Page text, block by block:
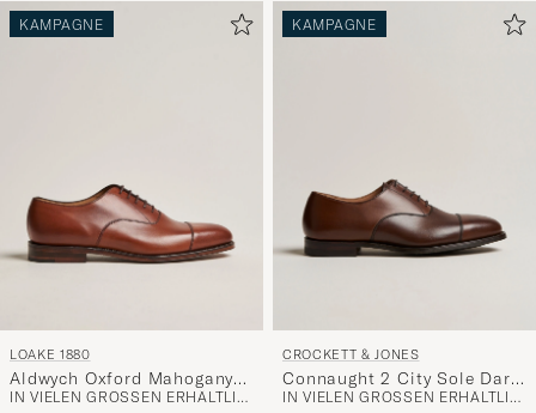
KAMPAGNE
LOAKE 1880
Aldwych Oxford Mahogany
Burnished Calf
IN VIELEN GRÖSSEN ERHÄLTLICH
KAMPAGNE
CROCKETT & JONES
Connaught 2 City Sole Dark
Brown Calf
IN VIELEN GRÖSSEN ERHÄLTLICH